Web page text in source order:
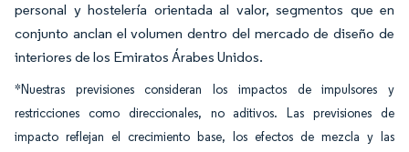
personal y hostelería orientada al valor, segmentos que en
conjunto anclan el volumen dentro del mercado de diseño de
interiores de los Emiratos Árabes Unidos.
*Nuestras previsiones consideran los impactos de impulsores y
restricciones como direccionales, no aditivos. Las previsiones de
impacto reflejan el crecimiento base, los efectos de mezcla y las